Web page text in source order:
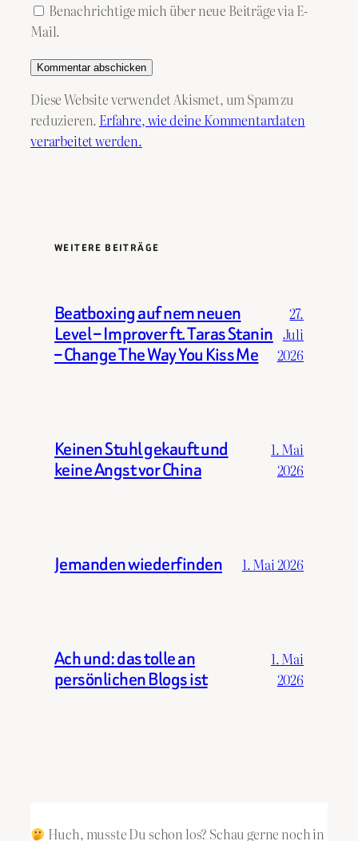
Benachrichtige mich über neue Beiträge via E-
Mail.
Diese Website verwendet Akismet, um Spam zu
reduzieren. Erfahre, wie deine Kommentardaten
verarbeitet werden.
WEITERE BEITRÄGE
Beatboxing auf nem neuen
Level – Improver ft. Taras Stanin
– Change The Way You Kiss Me
27.
Juli
2026
Keinen Stuhl gekauft und
keine Angst vor China
1. Mai
2026
Jemanden wiederfinden 1. Mai 2026
Ach und: das tolle an
persönlichen Blogs ist
1. Mai
2026
Huch, musste Du schon los? Schau gerne noch in